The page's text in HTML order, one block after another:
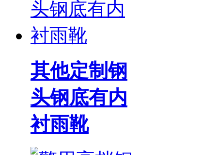
其他定制钢
头钢底有内
衬雨靴